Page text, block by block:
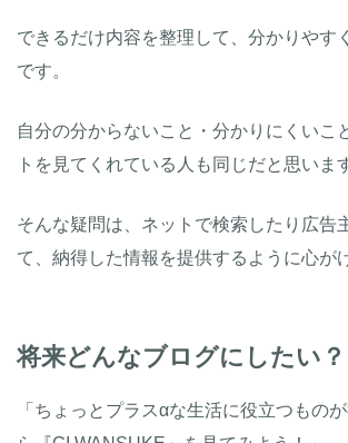
できるだけ内容を整理して、分かりやす
です。
自分の分からないこと・分かりにくいこ
トを見てくれている人も同じだと思いま
そんな疑問は、ネットで検索したり広告
て、納得した情報を提供するように心が
将来どんなブログにしたい？
「ちょっとプラスαな生活に役立つもの